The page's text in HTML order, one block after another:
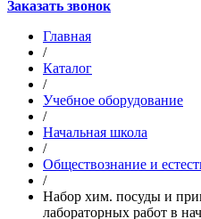
Заказать звонок
Главная
/
Каталог
/
Учебное оборудование
/
Начальная школа
/
Обществознание и
/
Набор хим. посуды и
лабораторных работ в